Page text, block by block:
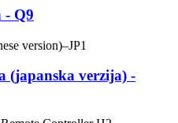
- Q9
(japanska verzija) -